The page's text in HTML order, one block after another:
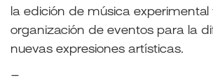
la edición de música experimental
organización de eventos para la
nuevas expresiones artísticas.
–